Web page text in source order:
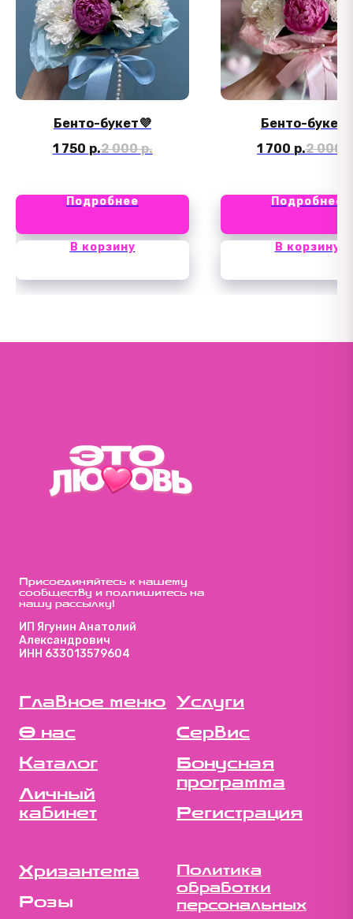
Бенто-букет💜
1 750 р.2 000 р.
Подробнее
В корзину
Бенто-букет♥️
1 700 р.2 000
Подробнее
В корзину
Присоединяйтесь к нашему
сообществу и подпишитесь на
нашу рассылку!
ИП Ягунин Анатолий
Александрович
ИНН 633013579604
Главное меню
О нас
Каталог
Личный
кабинет
Услуги
Сервис
Бонусная
программа
Регистрация
Хризантема
Розы
Политика
обработки
персональных